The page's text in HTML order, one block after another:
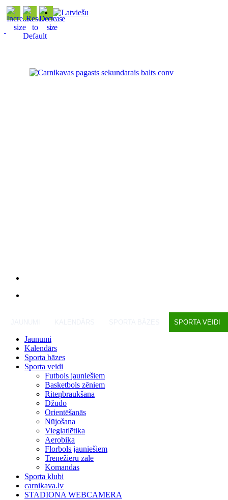
SPORTA VEIDI
Jaunumi
Kalendārs
Sporta bāzes
Sporta veidi
Futbols jauniešiem
Basketbols zēniem
Riteņbraukšana
Džudo
Orientēšanās
Nūjošana
Vieglatlētika
Aerobika
Florbols jauniešiem
Trenežieru zāle
Komandas
Sporta klubi
carnikava.lv
STADIONA WEBCAMERA